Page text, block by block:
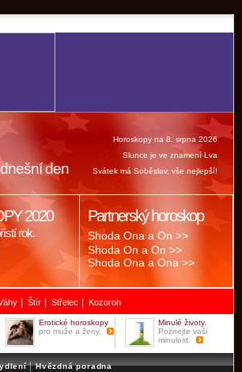
Horoskopy na 8. srpna 2026
Slunce je ve znamení Lva
Svátek má Soběslav, vše nejlepší!
den
2020
rok.
Partnerský horoskop
Shoda Ona a On >>
Shoda On a On >>
Shoda Ona a Ona >>
Štír Střelec Kozoroh
Erotické horoskopy
pro muže a ženy.
Minulé životy.
Poznejte vaší
minulost.
| Hvězdná poradna